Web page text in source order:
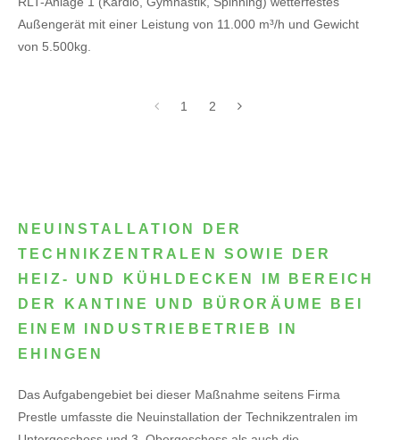
Außengerät mit einer Leistung von 11.000 m³/h und Gewicht
von 5.500kg.
1 2
NEUINSTALLATION DER
TECHNIKZENTRALEN SOWIE DER
HEIZ- UND KÜHLDECKEN IM BEREICH
DER KANTINE UND BÜRORÄUME BEI
EINEM INDUSTRIEBETRIEB IN
EHINGEN
Das Aufgabengebiet bei dieser Maßnahme seitens Firma
Prestle umfasste die Neuinstallation der Technikzentralen im